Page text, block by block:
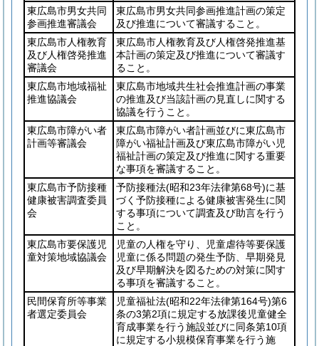
東広島市男女共同
参画推進審議会
東広島市男女共同参画推進計画の策定
及び推進について審議すること。
東広島市人権教育
及び人権啓発推進
審議会
東広島市人権教育及び人権啓発推進基
本計画の策定及び推進について審議す
ること。
東広島市地域福祉
推進協議会
東広島市地域共生社会推進計画の事業
の推進及び当該計画の見直しに関する
協議を行うこと。
東広島市障がい者
計画等審議会
東広島市障がい者計画並びに東広島市
障がい福祉計画及び東広島市障がい児
福祉計画の策定及び推進に関する重要
な事項を審議すること。
東広島市予防接種
健康被害調査委員
会
予防接種法(昭和23年法律第68号)に基
づく予防接種による健康被害発生に関
する事項について調査及び助言を行う
こと。
東広島市要保護児
童対策地域協議会
児童の人権を守り、児童虐待等要保護
児童に係る問題の発生予防、早期発見
及び早期解決を図るための対策に関す
る事項を審議すること。
民間保育所等事業
者選定委員会
児童福祉法(昭和22年法律第164号)第6
条の3第2項に規定する放課後児童健全
育成事業を行う施設並びに同条第10項
に規定する小規模保育事業を行う施